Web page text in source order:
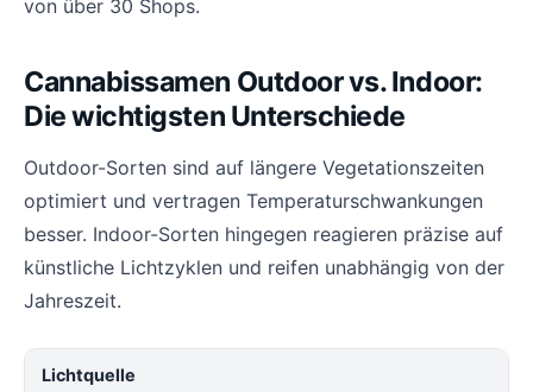
von über 30 Shops.
Cannabissamen Outdoor vs. Indoor:
Die wichtigsten Unterschiede
Outdoor-Sorten sind auf längere Vegetationszeiten
optimiert und vertragen Temperaturschwankungen
besser. Indoor-Sorten hingegen reagieren präzise auf
künstliche Lichtzyklen und reifen unabhängig von der
Jahreszeit.
Lichtquelle